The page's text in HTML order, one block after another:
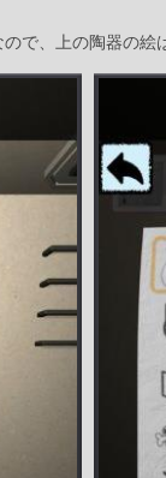
で、上の陶器の絵